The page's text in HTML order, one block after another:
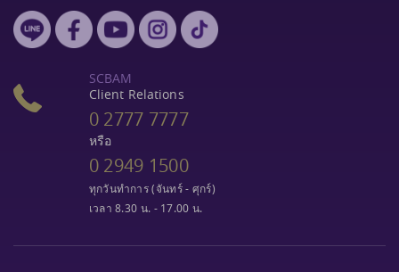
SCBAM
Client Relations
0 2777 7777
หรือ
0 2949 1500
ทุกวันทำการ (จันทร์ - ศุกร์)
เวลา 8.30 น. - 17.00 น.